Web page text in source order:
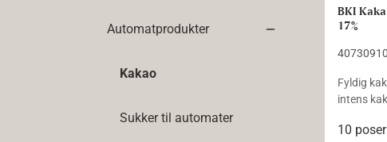
Automatprodukter
Kakao
Sukker til automater
BKI
17%
40730910
Fyldig
intens
10